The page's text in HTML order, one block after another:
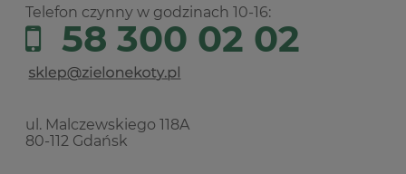
Telefon czynny w godzinach 10-16:
58 300 02 02
ul. Malczewskiego 118A
80-112 Gdańsk